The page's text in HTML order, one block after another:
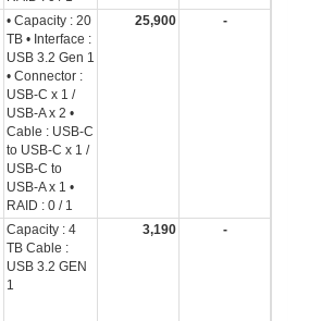
• Capacity : 20
TB • Interface :
USB 3.2 Gen 1
• Connector :
USB-C x 1 /
USB-A x 2 •
Cable : USB-C
to USB-C x 1 /
USB-C to
USB-A x 1 •
RAID : 0 / 1
25,900 -
Capacity : 4
TB Cable :
USB 3.2 GEN
1
3,190 -